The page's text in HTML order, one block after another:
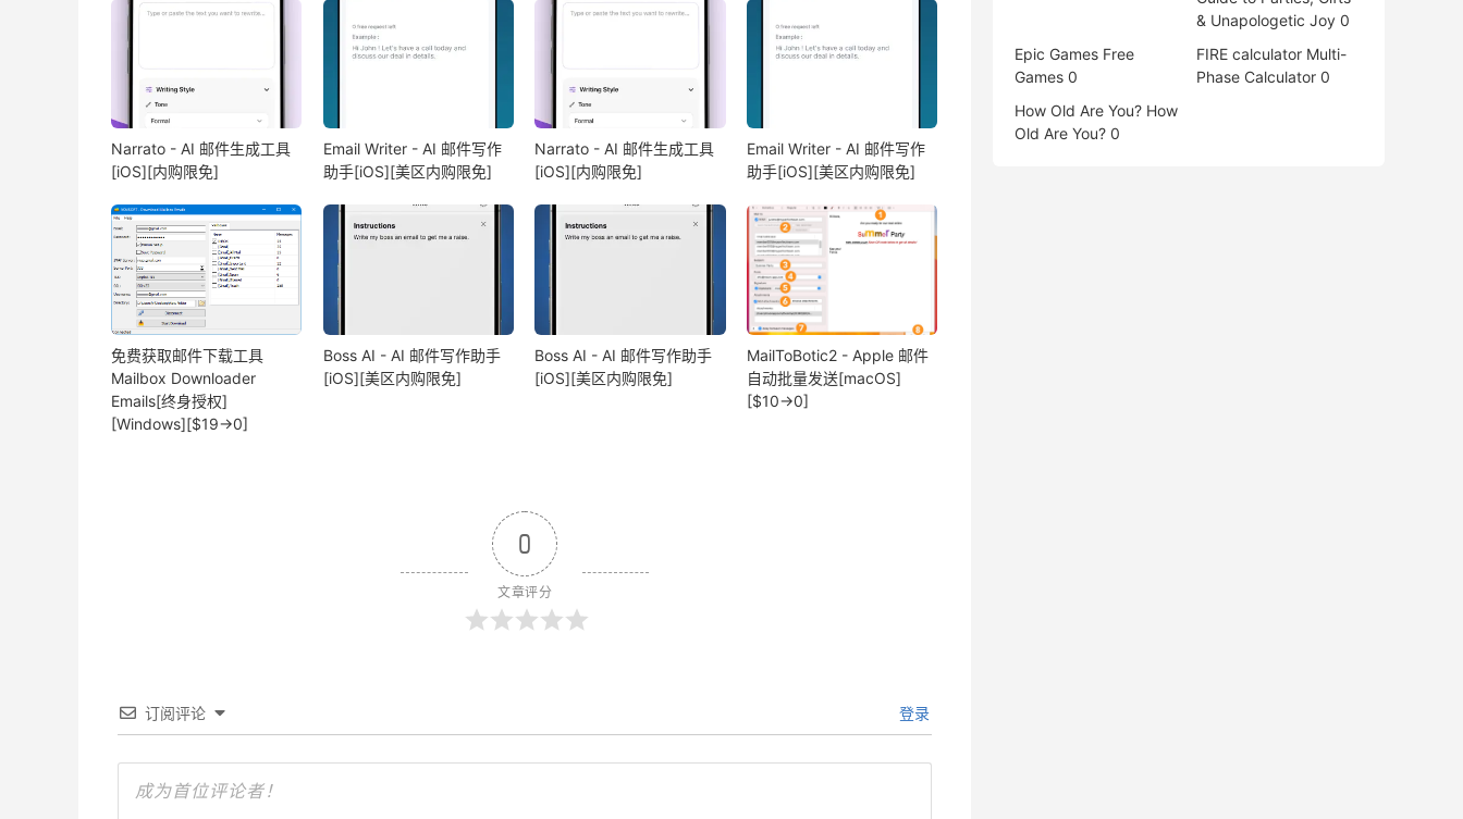
Narrato - AI 邮件生成工具
[iOS][内购限免]
Email Writer - AI 邮件写作
助手[iOS][美区内购限免]
Narrato - AI 邮件生成工具
[iOS][内购限免]
Email Writer - AI 邮件写作
助手[iOS][美区内购限免]
免费获取邮件下载工具
Mailbox Downloader
Emails[终身授权]
[Windows][$19→0]
Boss AI - AI 邮件写作助手
[iOS][美区内购限免]
Boss AI - AI 邮件写作助手
[iOS][美区内购限免]
MailToBotic2 - Apple 邮件
自动批量发送[macOS]
[$10→0]
0
文章评分
订阅评论 登录
& Unapologetic Joy 0
Epic Games Free
Games 0
FIRE calculator Multi-
Phase Calculator 0
How Old Are You? How
Old Are You? 0